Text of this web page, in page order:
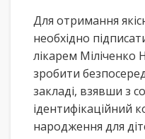
Для отримання
необхідно
лікарем Міліченко
зробити
закладі, взявши з
ідентифікаційний
народження для